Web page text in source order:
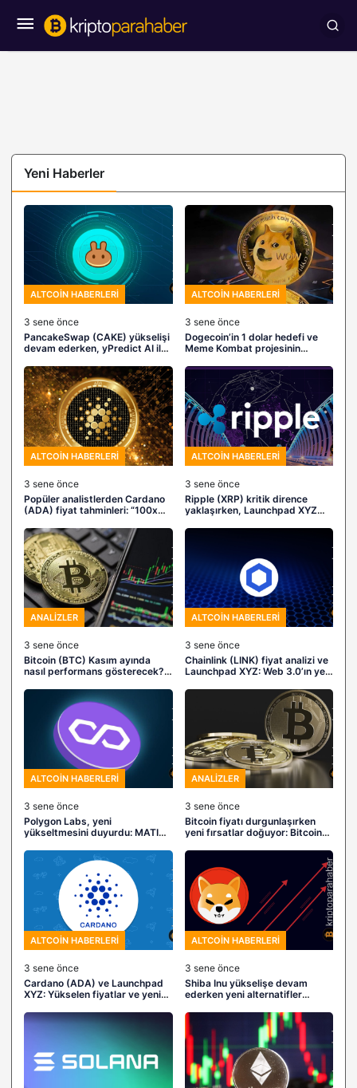
Yeni Haberler
ALTCOIN HABERLERI
3 sene önce
PancakeSwap (CAKE) yükselişi
devam ederken, yPredict AI ile
dünyasına giriş fırsatları
ALTCOIN HABERLERI
3 sene önce
Dogecoin’in 1 dolar hedefi ve
Meme Kombat projesinin
yükselen yıldızları
ALTCOIN HABERLERI
3 sene önce
Popüler analistlerden Cardano
(ADA) fiyat tahminleri: “100x
ALTCOIN HABERLERI
3 sene önce
Ripple (XRP) kritik dirence
yaklaşırken, Launchpad XYZ
sunuyor!
ANALIZLER
3 sene önce
Bitcoin (BTC) Kasım ayında
nasıl performans gösterecek?
atın: Bitcoin Minetrix
ALTCOIN HABERLERI
3 sene önce
Chainlink (LINK) fiyat analizi ve
Launchpad XYZ: Web 3.0’ın yeni
ALTCOIN HABERLERI
3 sene önce
Polygon Labs, yeni
yükseltmesini duyurdu: MATIC
hazırlanıyor olabilir!
ANALIZLER
3 sene önce
Bitcoin fiyatı durgunlaşırken
yeni fırsatlar doğuyor: Bitcoin
madenciliğinde bir devrim
ALTCOIN HABERLERI
3 sene önce
Cardano (ADA) ve Launchpad
XYZ: Yükselen fiyatlar ve yeni
ALTCOIN HABERLERI
3 sene önce
Shiba Inu yükselişe devam
ederken yeni alternatifler
kripto piyasasına giriş yapıyor